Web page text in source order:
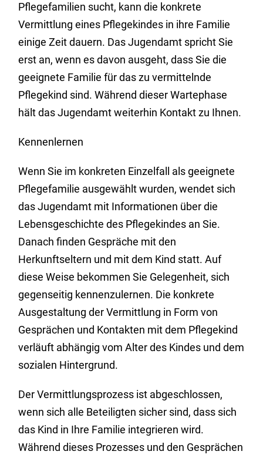
Pflegefamilien sucht, kann die konkrete
Vermittlung eines Pflegekindes in ihre Familie
einige Zeit dauern. Das Jugendamt spricht Sie
erst an, wenn es davon ausgeht, dass Sie die
geeignete Familie für das zu vermittelnde
Pflegekind sind. Während dieser Wartephase
hält das Jugendamt weiterhin Kontakt zu Ihnen.
Kennenlernen
Wenn Sie im konkreten Einzelfall als geeignete
Pflegefamilie ausgewählt wurden, wendet sich
das Jugendamt mit Informationen über die
Lebensgeschichte des Pflegekindes an Sie.
Danach finden Gespräche mit den
Herkunftseltern und mit dem Kind statt. Auf
diese Weise bekommen Sie Gelegenheit, sich
gegenseitig kennenzulernen. Die konkrete
Ausgestaltung der Vermittlung in Form von
Gesprächen und Kontakten mit dem Pflegekind
verläuft abhängig vom Alter des Kindes und dem
sozialen Hintergrund.
Der Vermittlungsprozess ist abgeschlossen,
wenn sich alle Beteiligten sicher sind, dass sich
das Kind in Ihre Familie integrieren wird.
Während dieses Prozesses und den Gesprächen